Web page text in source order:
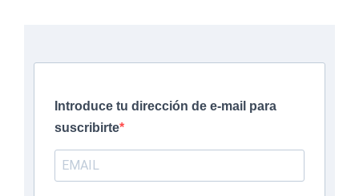
Introduce tu dirección de e-mail para
suscribirte